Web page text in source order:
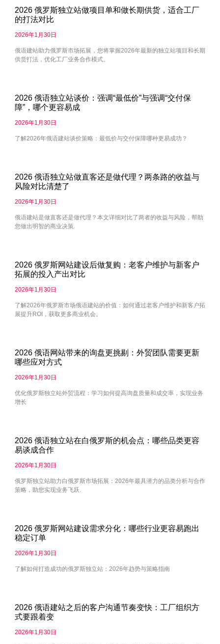
2026 俄罗斯独立站做项目单和做长期供货，适合工厂
的打法对比
2026年1月30日
俄语建站助力俄罗斯市场拓展，您将掌握2026年最新的独立站项目和长期
供货打法，优化工厂业务合作模式。
2026 俄语独立站谈价：强调“最低价”与强调“交付保
障”，哪个更容易成
2026年1月30日
了解2026年俄语建站谈价策略：最低价与交付保障哪种更易成功？
2026 俄语独立站做直客还是做代理？两条路的收益与
风险对比清楚了
2026年1月30日
俄语建站是做直客还是做代理？本文详细对比了两者的收益与风险，帮助
您做出明智的商业决策.
2026 俄罗斯网站建设后做复购：老客户维护与新客户
拓展的投入产出对比
2026年1月30日
了解2026年俄罗斯市场俄语建站的价值：如何通过老客户维护和新客户拓
展提升ROI，获取更多商业机会。
2026 俄语网站带来的询盘更挑剔：外贸团队需要更新
哪些应对方式
2026年1月30日
优化俄罗斯独立站外贸流程：学习如何提高询盘质量和成交率，实现业务
增长
2026 俄语独立站在白俄罗斯的机会点：哪些品类更容
易谈成合作
2026年1月30日
俄罗斯独立站助力白俄罗斯市场拓展：2026年最具潜力的品类分析与合作
策略，助您实现业务飞跃.
2026 俄罗斯网站建设需求分化：哪些行业更容易跑出
稳定订单
2026年1月30日
了解如何打造成功的俄罗斯独立站：2026年趋势与策略指南
2026 俄语建站之后的客户沟通节奏变快：工厂组织方
式要跟着变
2026年1月30日